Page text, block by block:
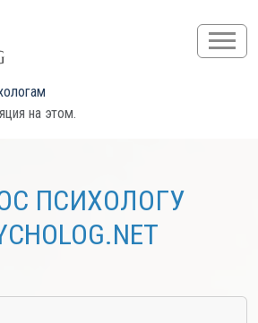
на этом.
ПСИХОЛОГУ